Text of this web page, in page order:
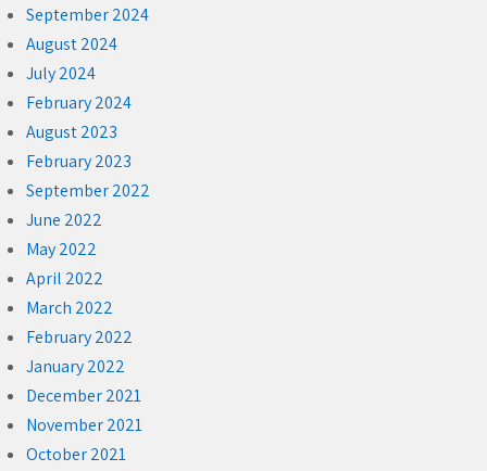
September 2024
August 2024
July 2024
February 2024
August 2023
February 2023
September 2022
June 2022
May 2022
April 2022
March 2022
February 2022
January 2022
December 2021
November 2021
October 2021